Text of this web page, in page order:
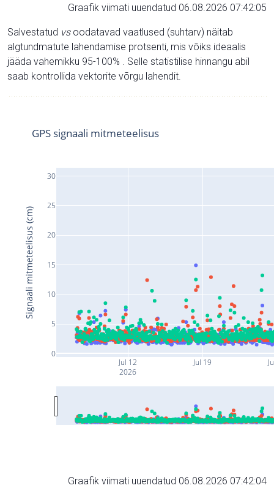
Graafik viimati uuendatud 06.08.2026 07:42:05
Salvestatud vsoodatavad vaatlused (suhtarv) näitab
algtundmatute lahendamise protsenti, mis võiks ideaalis
jääda vahemikku 95-100% . Selle statistilise hinnangu abil
saab kontrollida vektorite võrgu lahendit.
Jul 12
2026
Jul 19
0
5
10
15
20
25
30
GPS signaali mitmeteelisus
Signaali mitmeteelisus (cm)
Graafik viimati uuendatud 06.08.2026 07:42:04